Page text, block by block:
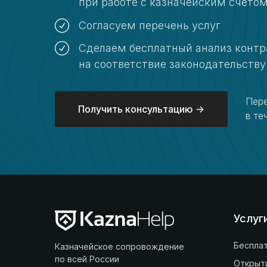
Получить консультацию ->
Согласуем перечень услуг
Сделаем бесплатный анализ
на соответствие законодательству
в
Казначейское сопровождение
по всей России